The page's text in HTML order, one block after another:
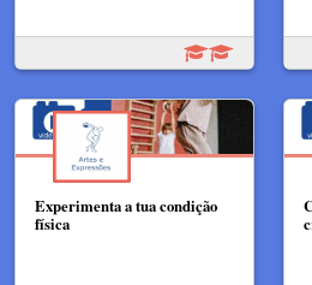
Experimenta a tua condição
física